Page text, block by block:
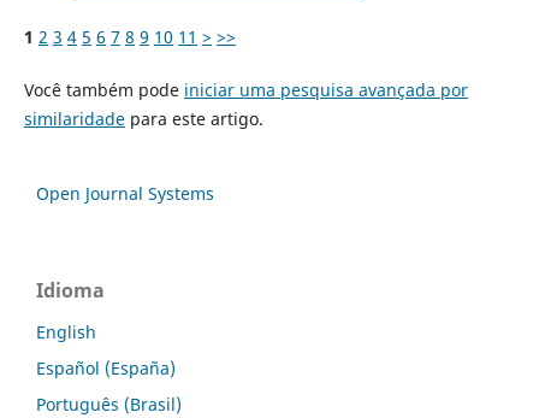
1 2 3 4 5 6 7 8 9 10 11 > >>
Você também pode iniciar uma pesquisa avançada por
similaridadepara este artigo.
Open Journal Systems
Idioma
English
Español (España)
Português (Brasil)